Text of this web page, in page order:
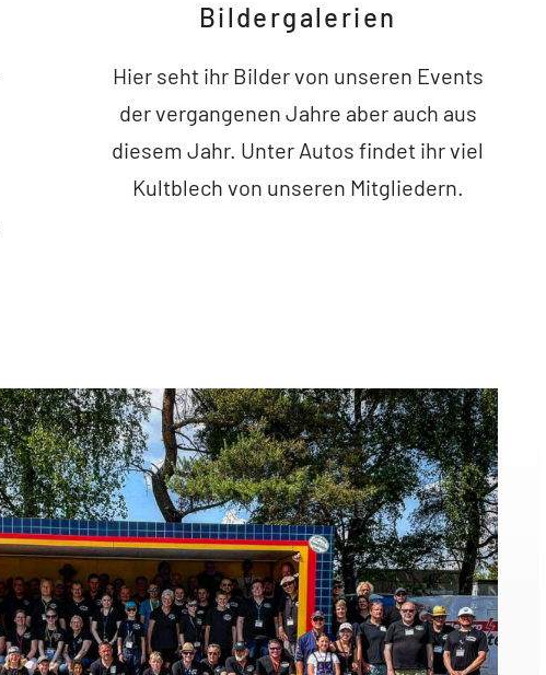
Bildergalerien
Hier seht ihr Bilder von unseren Events
der vergangenen Jahre aber auch aus
diesem Jahr. Unter Autos findet ihr viel
Kultblech von unseren Mitgliedern.